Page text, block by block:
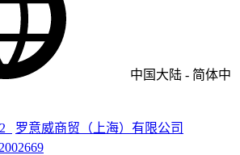
中国大陆 - 简体中
罗意威商贸（上海）有限公司